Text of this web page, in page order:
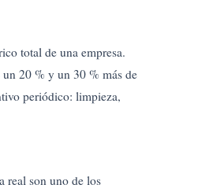
total de una empresa.
20 % y un 30 % más de
periódico: limpieza,
real son uno de los